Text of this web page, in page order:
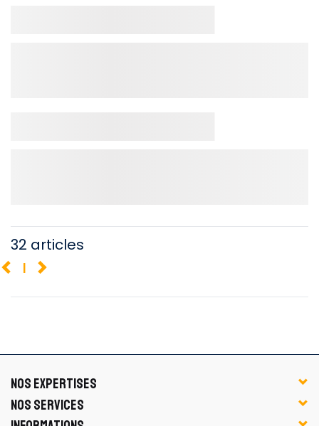
32 articles
1
NOS EXPERTISES
NOS SERVICES